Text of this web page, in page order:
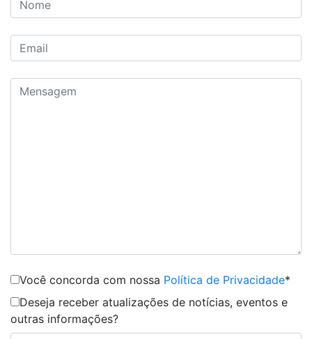
Você concorda com nossa Política de Privacidade*
Deseja receber atualizações de notícias, eventos e
outras informações?